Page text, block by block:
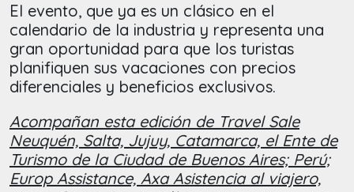
El evento, que ya es un clásico en el
calendario de la industria y representa una
gran oportunidad para que los turistas
planifiquen sus vacaciones con precios
diferenciales y beneficios exclusivos.
Acompañan esta edición de Travel Sale
Neuquén, Salta, Jujuy, Catamarca, el Ente de
Turismo de la Ciudad de Buenos Aires; Perú;
Europ Assistance, Axa Asistencia al viajero,